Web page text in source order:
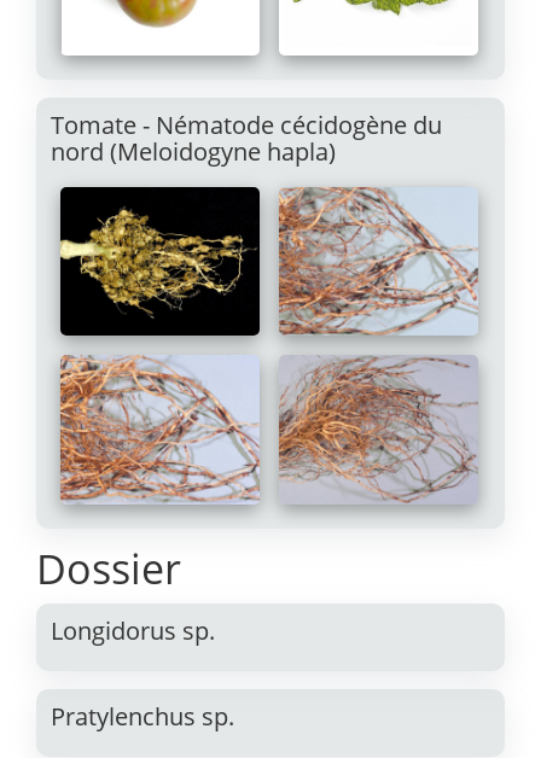
Tomate - Nématode cécidogène du
nord (Meloidogyne hapla)
Dossier
Longidorus sp.
Pratylenchus sp.